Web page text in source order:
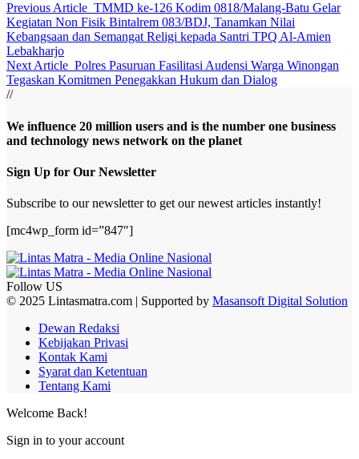
Previous Article TMMD ke-126 Kodim 0818/Malang-Batu Gelar
Kegiatan Non Fisik Bintalrem 083/BDJ, Tanamkan Nilai
Kebangsaan dan Semangat Religi kepada Santri TPQ Al-Amien
Lebakharjo
Next Article Polres Pasuruan Fasilitasi Audensi Warga Winongan
Tegaskan Komitmen Penegakkan Hukum dan Dialog
//
We influence 20 million users and is the number one business
and technology news network on the planet
Sign Up for Our Newsletter
Subscribe to our newsletter to get our newest articles instantly!
[mc4wp_form id=”847″]
Follow US
© 2025 Lintasmatra.com | Supported by Masansoft Digital Solution
Dewan Redaksi
Kebijakan Privasi
Kontak Kami
Syarat dan Ketentuan
Tentang Kami
Welcome Back!
Sign in to your account